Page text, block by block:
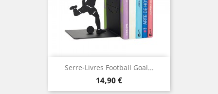
Serre-Livres Football Goal...
Prix
14,90 €